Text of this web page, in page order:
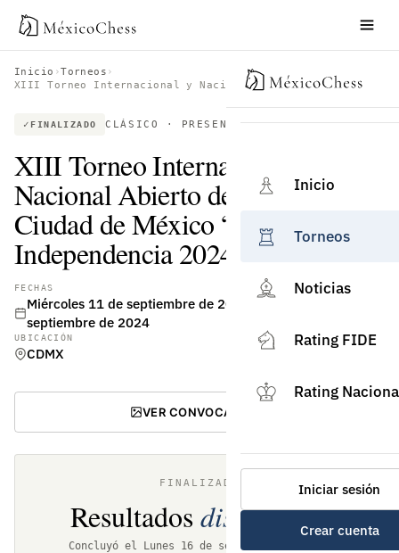
Inicio
Torneos
Noticias
Rating FIDE
Rating
Iniciar sesión
Crear cuenta
Inicio ›Torneos ›
XIII Torneo Internacional y Nacional Abierto de Ajedrez de la Ciudad de México “Copa Independencia 2024”
FINALIZADO CLÁSICO · PRESENCIAL · RATING FIDE
XIII Torneo Internacional y
Nacional Abierto de Ajedrez de la
Ciudad de México “Copa
Independencia 2024”
FECHAS
Miércoles 11 de septiembre de 2024 – Lunes 16 de
septiembre de 2024
UBICACIÓN
CDMX
VER CONVOCATORIA
FINALIZADO
Resultados disponibles
Concluyó el Lunes 16 de septiembre de 2024